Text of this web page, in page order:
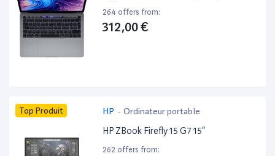
264 offers from:
312,00 €
Top Produit HP - Ordinateur portable
HP ZBook Firefly 15 G7 15”
262 offers from: